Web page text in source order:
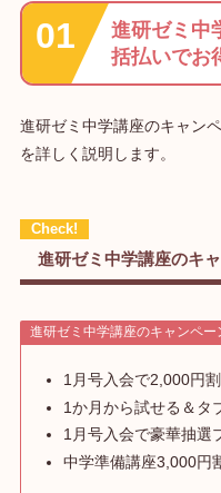
進研ゼミ中
括払いでお
進研ゼミ中学講座のキャン
を詳しく説明します。
進研ゼミ中学講座のキ
進研ゼミ中学講座のキャンペー
1月号入会で2,000円割
1か月から試せる＆タ
1月号入会で豪華抽選
中学準備講座3,000円